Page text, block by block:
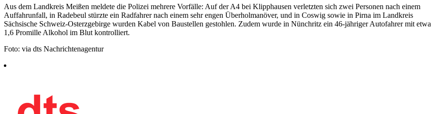
Aus dem Landkreis Meißen meldete die Polizei mehrere Vorfälle: Auf der A4 bei Klipphausen verletzten sich zwei Personen nach einem
Auffahrunfall, in Radebeul stürzte ein Radfahrer nach einem sehr engen Überholmanöver, und in Coswig sowie in Pirna im Landkreis
Sächsische Schweiz-Osterzgebirge wurden Kabel von Baustellen gestohlen. Zudem wurde in Nünchritz ein 46-jähriger Autofahrer mit etwa
1,6 Promille Alkohol im Blut kontrolliert.
Foto: via dts Nachrichtenagentur